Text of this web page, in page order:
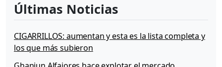
Últimas Noticias
CIGARRILLOS: aumentan y esta es la lista completa y
los que más subieron